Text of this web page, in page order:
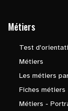
Métiers
Test
Métiers
Les métiers
Fiches métiers
Métiers -